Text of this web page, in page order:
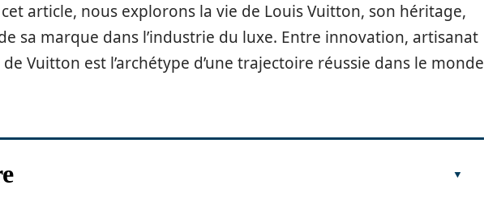
article, nous explorons la vie de Louis Vuitton, son héritage,
sa marque dans l’industrie du luxe. Entre innovation, artisanat
Vuitton est l’archétype d’une trajectoire réussie dans le monde